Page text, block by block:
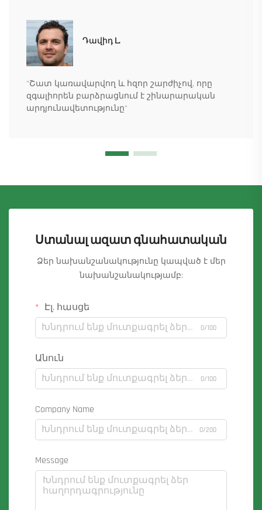
Դավիդ Լ.
"Շատ կառավարվող և հզոր շարժիչով, որը
զգալիորեն բարձրացնում է շինարարական
արդյունավետությունը"
Ստանալ ազատ գնահատական
Ձեր նախանշանակությունը կապված է մեր
նախանշանակությամբ:
Էլ. հասցե
0/100
Անուն
0/100
Company Name
0/200
Message